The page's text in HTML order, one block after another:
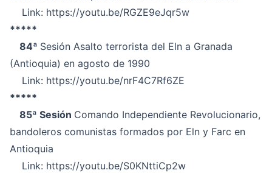
Link: https://youtu.be/RGZE9eJqr5w
*****
84ª Sesión Asalto terrorista del Eln a Granada
(Antioquia) en agosto de 1990
Link: https://youtu.be/nrF4C7Rf6ZE
*****
85ª Sesión Comando Independiente Revolucionario,
bandoleros comunistas formados por Eln y Farc en
Antioquia
Link: https://youtu.be/S0KNttiCp2w